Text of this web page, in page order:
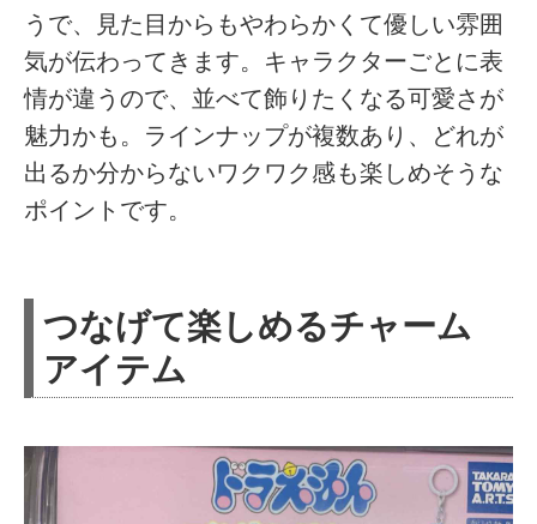
うで、見た目からもやわらかくて優しい雰囲
気が伝わってきます。キャラクターごとに表
情が違うので、並べて飾りたくなる可愛さが
魅力かも。ラインナップが複数あり、どれが
出るか分からないワクワク感も楽しめそうな
ポイントです。
つなげて楽しめるチャーム
アイテム